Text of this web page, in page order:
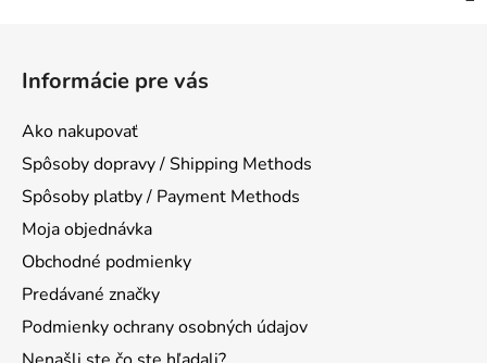
Informácie pre vás
Ako nakupovať
Spôsoby dopravy / Shipping Methods
Spôsoby platby / Payment Methods
Moja objednávka
Obchodné podmienky
Predávané značky
Podmienky ochrany osobných údajov